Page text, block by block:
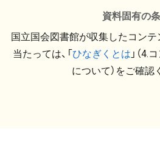
資料固有の
国立国会図書館が収集したコンテ
当たっては、「ひなぎくとは 」（4.
について）をご確認